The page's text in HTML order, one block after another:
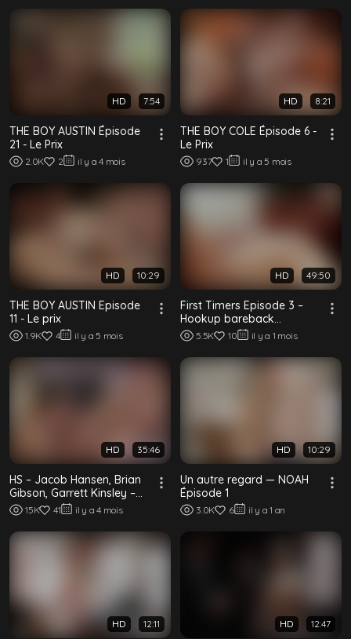
HD 7:54
THE BOY AUSTIN Épisode
21 - Le Prix
2.0K 2 il y a 4 mois
HD 8:21
THE BOY COLE Épisode 6 -
Le Prix
937 1 il y a 5 mois
HD 10:29
THE BOY AUSTIN Episode
11 - Le prix
1.9K 4 il y a 5 mois
HD 49:50
First Timers Episode 3 –
Hookup bareback
interracial entre minets
5.5K 10 il y a 1 mois
HD 35:46
HS – Jacob Hansen, Brian
Gibson, Garrett Kinsley –
La Maison du Lac : Épisode
Trois
15K 41 il y a 4 mois
HD 10:29
Un autre regard — NOAH
Épisode 1
3.0K 6 il y a 1 an
HD 12:11 HD 12:47